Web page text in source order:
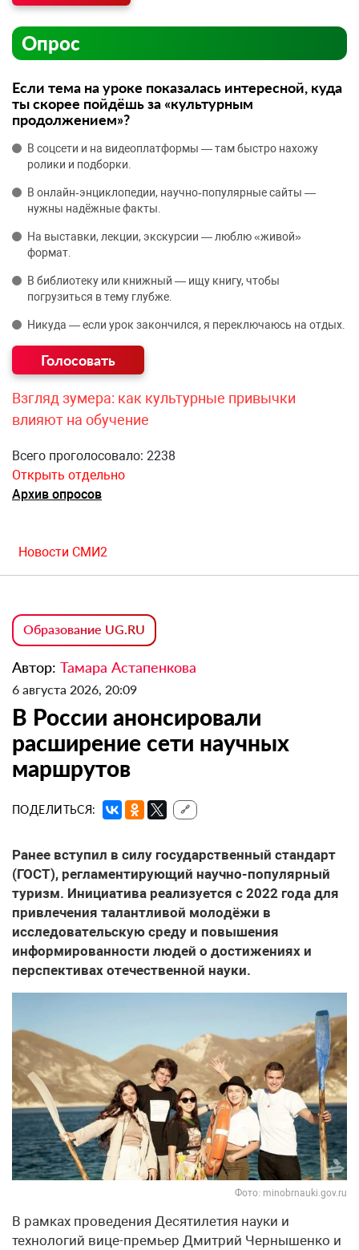
Опрос
Если тема на уроке показалась интересной, куда
ты скорее пойдёшь за «культурным
продолжением»?
В соцсети и на видеоплатформы — там быстро нахожу
ролики и подборки.
В онлайн‑энциклопедии, научно‑популярные сайты —
нужны надёжные факты.
На выставки, лекции, экскурсии — люблю «живой»
формат.
В библиотеку или книжный — ищу книгу, чтобы
погрузиться в тему глубже.
Никуда — если урок закончился, я переключаюсь на отдых.
Взгляд зумера: как культурные привычки
влияют на обучение
Всего проголосовало: 2238
Открыть отдельно
Архив опросов
Новости СМИ2
Образование UG.RU
Автор: Тамара Астапенкова
6 августа 2026, 20:09
В России анонсировали
расширение сети научных
маршрутов
ПОДЕЛИТЬСЯ: 🔗
Ранее вступил в силу государственный стандарт
(ГОСТ), регламентирующий научно-популярный
туризм. Инициатива реализуется с 2022 года для
привлечения талантливой молодёжи в
исследовательскую среду и повышения
информированности людей о достижениях и
перспективах отечественной науки.
Фото: minobrnauki.gov.ru
В рамках проведения Десятилетия науки и
технологий вице-премьер Дмитрий Чернышенко и